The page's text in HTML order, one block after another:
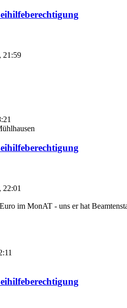
21:59
22:01
im MonAT - uns er hat